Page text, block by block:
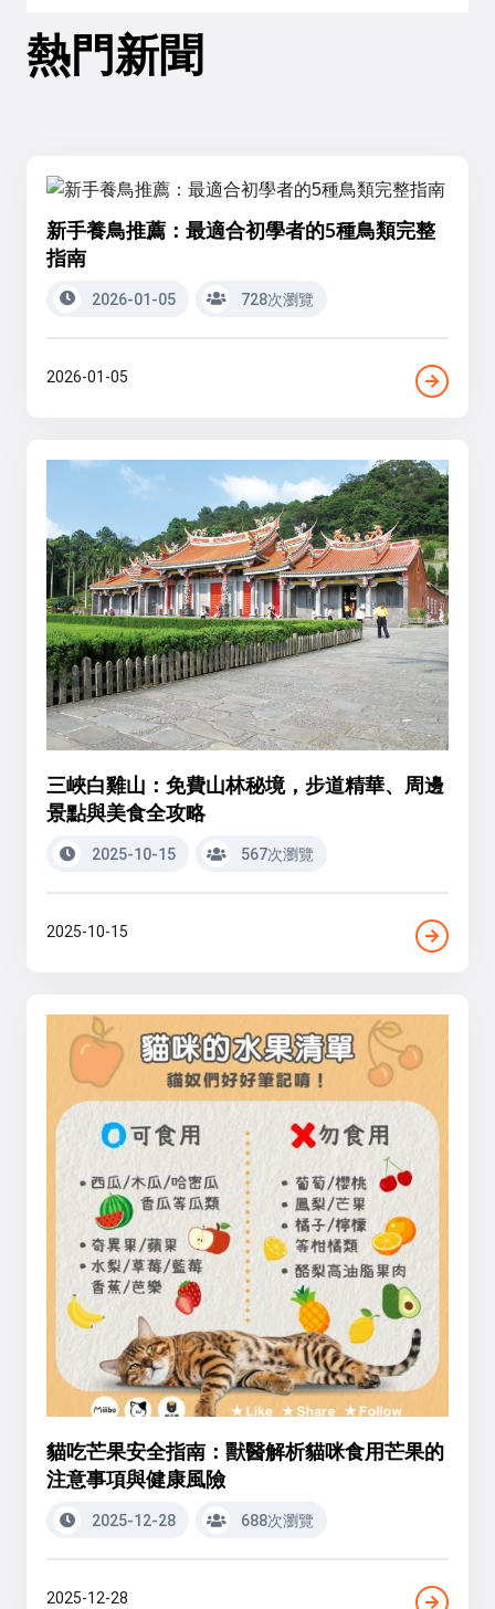
熱門新聞
新手養鳥推薦：最適合初學者的5種鳥類完整
指南
2026-01-05 728次瀏覽
2026-01-05
三峽白雞山：免費山林秘境，步道精華、周邊
景點與美食全攻略
2025-10-15 567次瀏覽
2025-10-15
貓吃芒果安全指南：獸醫解析貓咪食用芒果的
注意事項與健康風險
2025-12-28 688次瀏覽
2025-12-28